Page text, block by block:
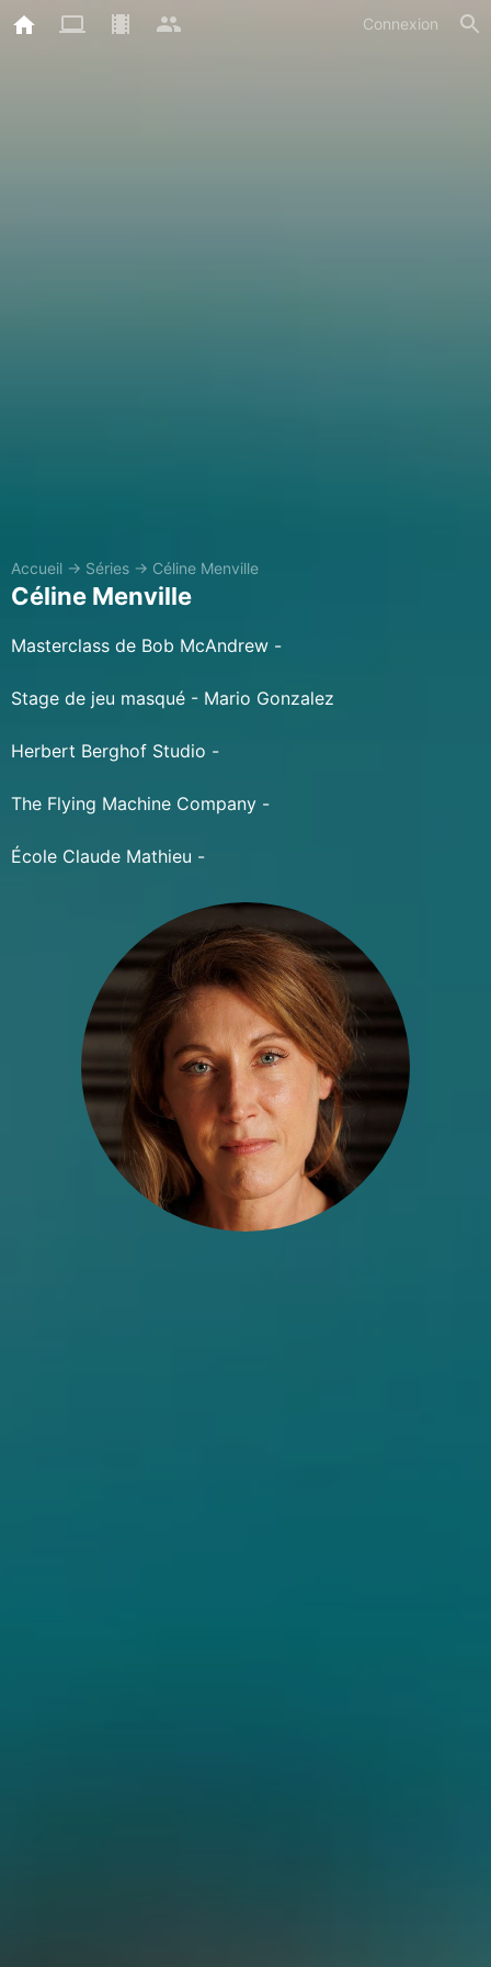
Connexion
Accueil → Séries → Céline Menville
Céline Menville
Masterclass de Bob McAndrew -
Stage de jeu masqué - Mario Gonzalez
Herbert Berghof Studio -
The Flying Machine Company -
École Claude Mathieu -